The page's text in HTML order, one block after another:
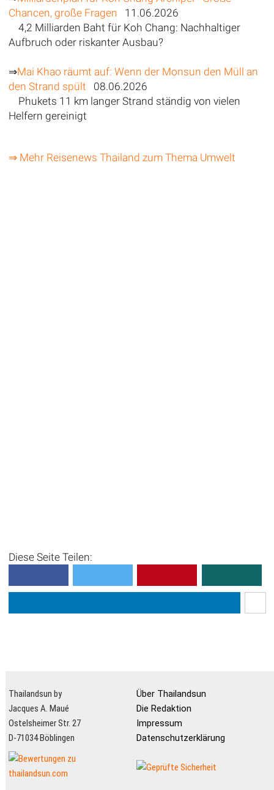
Chancen, große Fragen 11.06.2026
4,2 Milliarden Baht für Koh Chang: Nachhaltiger
Aufbruch oder riskanter Ausbau?
⇒Mai Khao räumt auf: Wenn der Monsun den Müll an
den Strand spült 08.06.2026
Phukets 11 km langer Strand ständig von vielen
Helfern gereinigt
⇒ Mehr Reisenews Thailand zum Thema Umwelt
Diese Seite Teilen:
Thailandsun by
Jacques A. Maué
Ostelsheimer Str. 27
D-71034 Böblingen
Über Thailandsun
Die Redaktion
Impressum
Datenschutzerklärung